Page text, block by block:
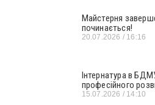
Майстерня
починається!
20.07.2026 16:16
Інтернатура в
професійного
15.07.2026 14:10